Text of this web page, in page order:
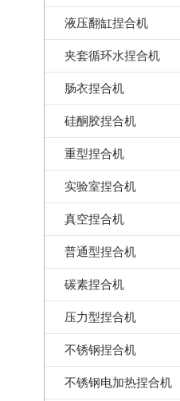
液压翻缸捏合机
夹套循环水捏合机
肠衣捏合机
硅酮胶捏合机
重型捏合机
实验室捏合机
真空捏合机
普通型捏合机
碳素捏合机
压力型捏合机
不锈钢捏合机
不锈钢电加热捏合机